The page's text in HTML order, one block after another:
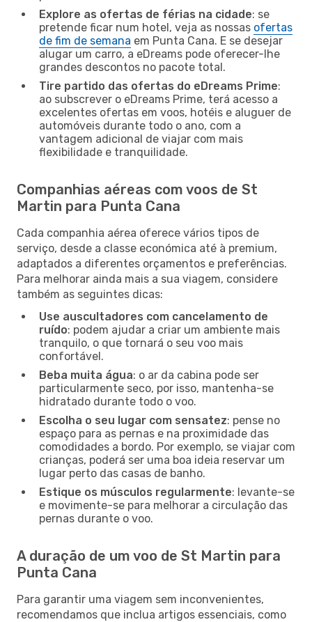
Explore as ofertas de férias na cidade: se
pretende ficar num hotel, veja as nossas ofertas
de fim de semana em Punta Cana. E se desejar
alugar um carro, a eDreams pode oferecer-lhe
grandes descontos no pacote total.
Tire partido das ofertas do eDreams Prime:
ao subscrever o eDreams Prime, terá acesso a
excelentes ofertas em voos, hotéis e aluguer de
automóveis durante todo o ano, com a
vantagem adicional de viajar com mais
flexibilidade e tranquilidade.
Companhias aéreas com voos de St
Martin para Punta Cana
Cada companhia aérea oferece vários tipos de
serviço, desde a classe económica até à premium,
adaptados a diferentes orçamentos e preferências.
Para melhorar ainda mais a sua viagem, considere
também as seguintes dicas:
Use auscultadores com cancelamento de
ruído: podem ajudar a criar um ambiente mais
tranquilo, o que tornará o seu voo mais
confortável.
Beba muita água: o ar da cabina pode ser
particularmente seco, por isso, mantenha-se
hidratado durante todo o voo.
Escolha o seu lugar com sensatez: pense no
espaço para as pernas e na proximidade das
comodidades a bordo. Por exemplo, se viajar com
crianças, poderá ser uma boa ideia reservar um
lugar perto das casas de banho.
Estique os músculos regularmente: levante-se
e movimente-se para melhorar a circulação das
pernas durante o voo.
A duração de um voo de St Martin para
Punta Cana
Para garantir uma viagem sem inconvenientes,
recomendamos que inclua artigos essenciais, como